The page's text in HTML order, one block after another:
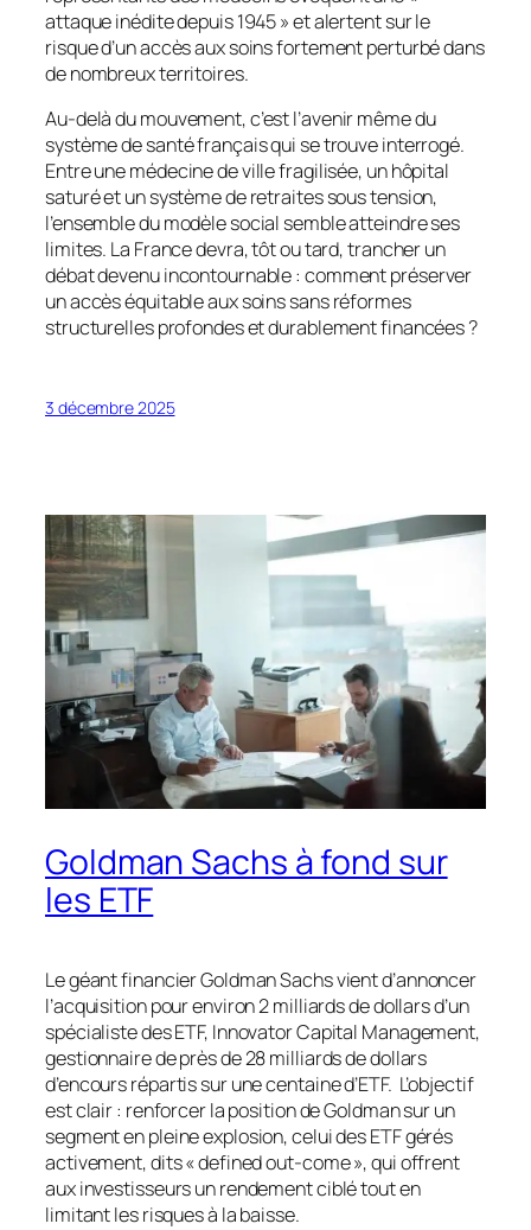
attaque inédite depuis 1945 » et alertent sur le
risque d’un accès aux soins fortement perturbé dans
de nombreux territoires.
Au-delà du mouvement, c’est l’avenir même du
système de santé français qui se trouve interrogé.
Entre une médecine de ville fragilisée, un hôpital
saturé et un système de retraites sous tension,
l’ensemble du modèle social semble atteindre ses
limites. La France devra, tôt ou tard, trancher un
débat devenu incontournable : comment préserver
un accès équitable aux soins sans réformes
structurelles profondes et durablement financées ?
3 décembre 2025
Goldman Sachs à fond sur
les ETF
Le géant financier Goldman Sachs vient d’annoncer
l’acquisition pour environ 2 milliards de dollars d’un
spécialiste des ETF, Innovator Capital Management,
gestionnaire de près de 28 milliards de dollars
d’encours répartis sur une centaine d’ETF. L’objectif
est clair : renforcer la position de Goldman sur un
segment en pleine explosion, celui des ETF gérés
activement, dits « defined out-come », qui offrent
aux investisseurs un rendement ciblé tout en
limitant les risques à la baisse.